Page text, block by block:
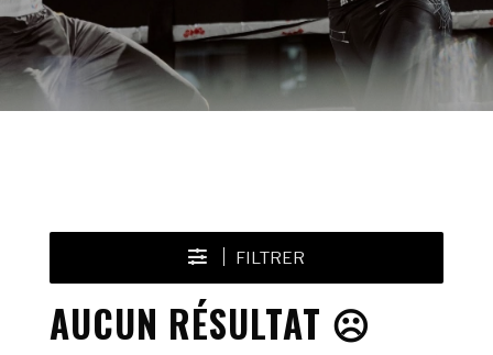
FILTRER
AUCUN RÉSULTAT ☹️